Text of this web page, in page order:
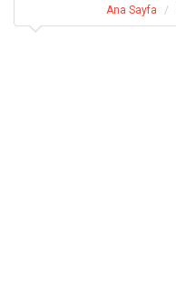
Ana Sayfa